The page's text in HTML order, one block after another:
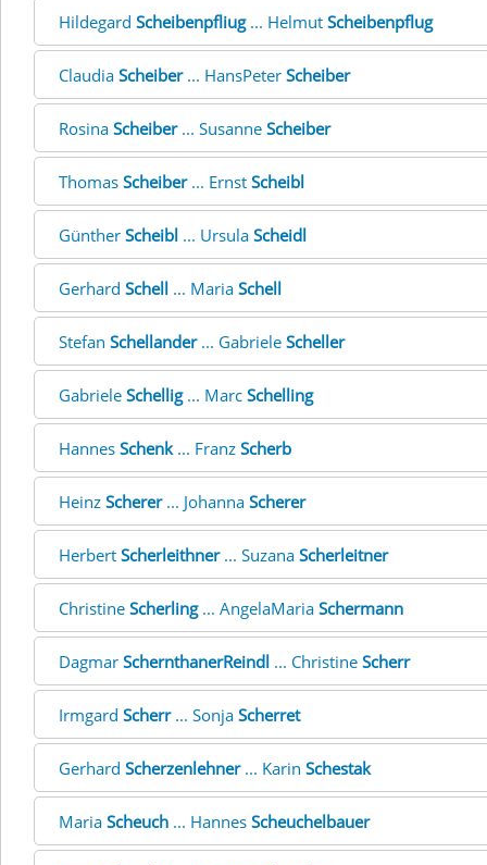
Hildegard Scheibenpfliug... Helmut Scheibenpflug
Claudia Scheiber... HansPeter Scheiber
Rosina Scheiber... Susanne Scheiber
Thomas Scheiber... Ernst Scheibl
Günther Scheibl ... Ursula Scheidl
Gerhard Schell ... Maria Schell
Stefan Schellander... Gabriele Scheller
Gabriele Schellig... Marc Schelling
Hannes Schenk... Franz Scherb
Heinz Scherer... Johanna Scherer
Herbert Scherleithner... Suzana Scherleitner
Christine Scherling... AngelaMaria Schermann
Dagmar SchernthanerReindl ... Christine Scherr
Irmgard Scherr... Sonja Scherret
Gerhard Scherzenlehner... Karin Schestak
Maria Scheuch ... Hannes Scheuchelbauer